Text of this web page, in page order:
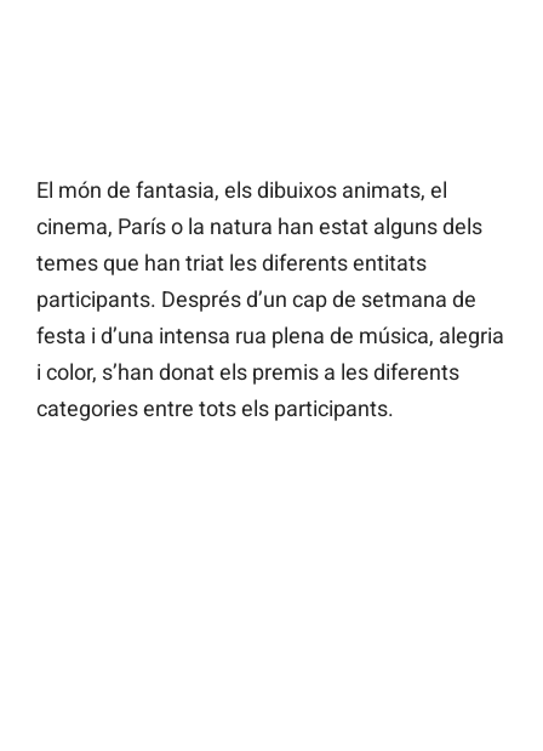
El món de fantasia, els dibuixos animats, el
cinema, París o la natura han estat alguns dels
temes que han triat les diferents entitats
participants. Després d’un cap de setmana de
festa i d’una intensa rua plena de música, alegria
i color, s’han donat els premis a les diferents
categories entre tots els participants.